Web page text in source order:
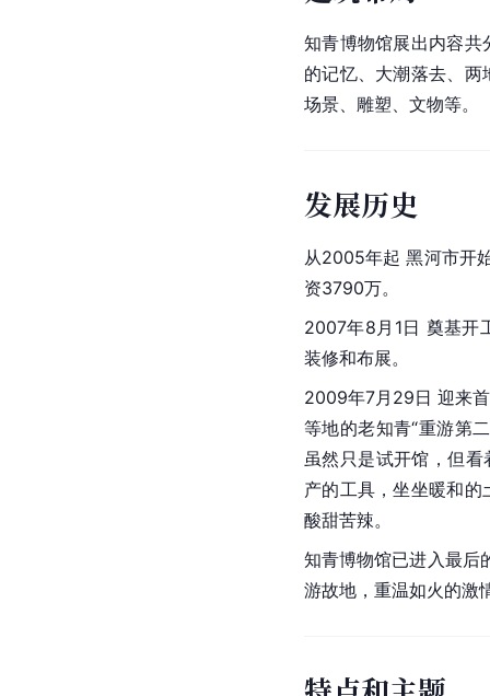
知青博物馆展出内容共
的记忆、大潮落去、
场景、雕塑、文物等。
发展历史
从2005年起 黑河市开
资3790万。
2007年8月1日 奠基开
装修和布展。
2009年7月29日 迎来
等地的老知青“重游第
虽然只是试开馆，但
产的工具，坐坐暖和的
酸甜苦辣。
知青博物馆已进入最后
游故地，重温如火的激